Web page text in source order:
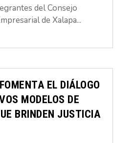
del Consejo
de Xalapa...
EL DIÁLOGO
MODELOS DE
BRINDEN JUSTICIA